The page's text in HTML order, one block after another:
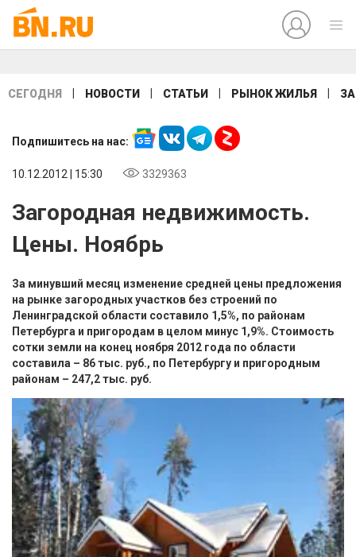
СЕГОДНЯ НОВОСТИ СТАТЬИ РЫНОК ЖИЛЬЯ
Подпишитесь на нас:
10.12.2012 | 15:30 3329363
Загородная недвижимость.
Цены. Ноябрь
За минувший месяц изменение средней цены предложения
на рынке загородных участков без строений по
Ленинградской области составило 1,5%, по районам
Петербурга и пригородам в целом минус 1,9%. Стоимость
сотки земли на конец ноября 2012 года по области
составила – 86 тыс. руб., по Петербургу и пригородным
районам – 247,2 тыс. руб.